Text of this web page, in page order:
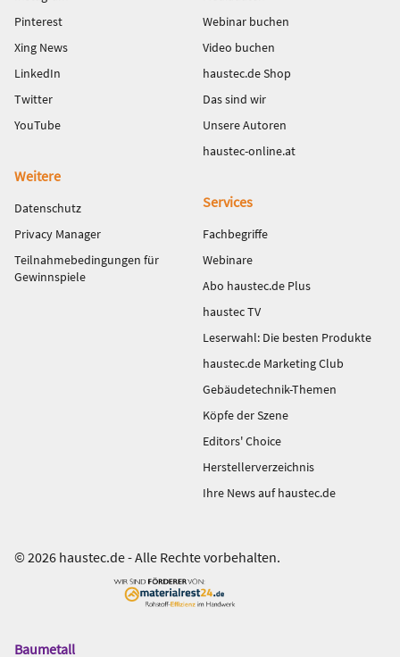
Pinterest
Xing News
LinkedIn
Twitter
YouTube
Webinar buchen
Video buchen
haustec.de Shop
Das sind wir
Unsere Autoren
haustec-online.at
Weitere
Datenschutz
Privacy Manager
Teilnahmebedingungen für
Gewinnspiele
Services
Fachbegriffe
Webinare
Abo haustec.de Plus
haustec TV
Leserwahl: Die besten Produkte
haustec.de Marketing Club
Gebäudetechnik-Themen
Köpfe der Szene
Editors' Choice
Herstellerverzeichnis
Ihre News auf haustec.de
© 2026 haustec.de - Alle Rechte vorbehalten.
Das
Baumetall